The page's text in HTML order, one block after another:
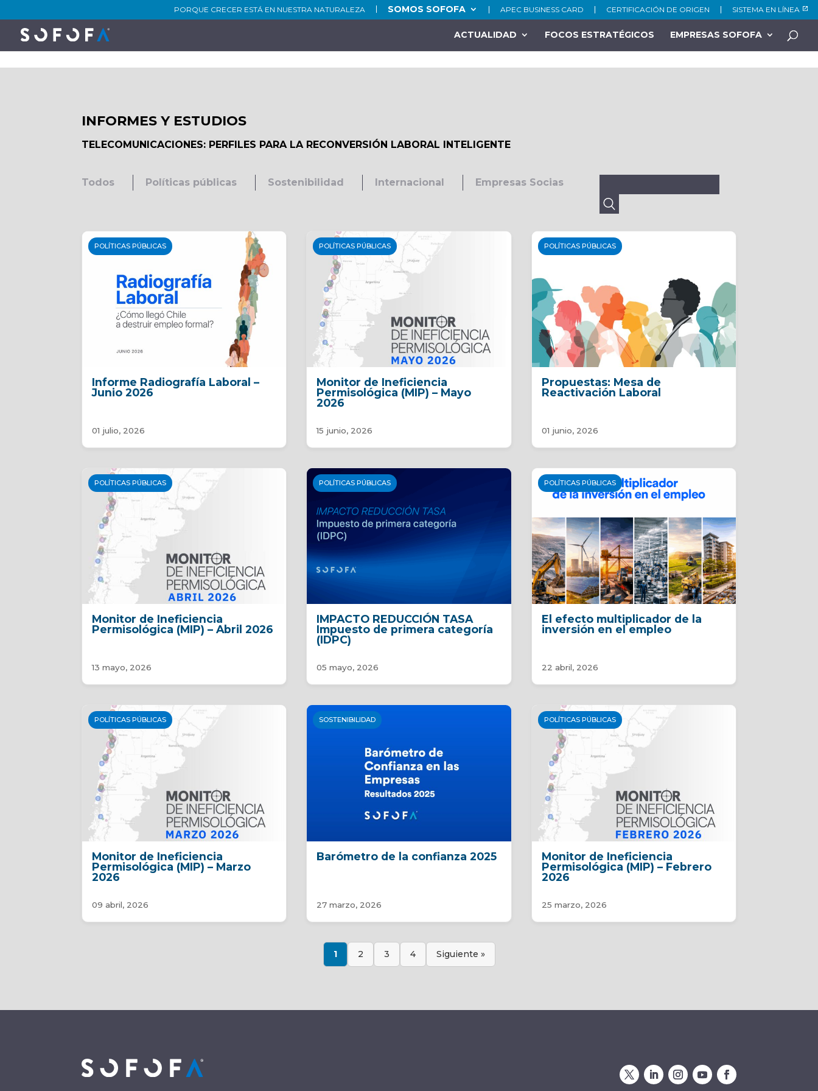
PORQUE CRECER ESTÁ EN NUESTRA NATURALEZA SOMOS SOFOFA APEC BUSINESS CARD CERTIFICACIÓN DE ORIGEN SISTEMA EN LÍNEA
ACTUALIDAD FOCOS ESTRATÉGICOS EMPRESAS SOFOFA
INFORMES Y ESTUDIOS
TELECOMUNICACIONES: PERFILES PARA LA RECONVERSIÓN LABORAL INTELIGENTE
Todos Políticas públicas Sostenibilidad Internacional Empresas Socias
POLÍTICAS PÚBLICAS
Informe Radiografía Laboral –
Junio 2026
01 julio, 2026
POLÍTICAS PÚBLICAS
Monitor de Ineficiencia
Permisológica (MIP) – Mayo
2026
15 junio, 2026
POLÍTICAS PÚBLICAS
Propuestas: Mesa de
Reactivación Laboral
01 junio, 2026
POLÍTICAS PÚBLICAS
Monitor de Ineficiencia
Permisológica (MIP) – Abril 2026
13 mayo, 2026
POLÍTICAS PÚBLICAS
IMPACTO REDUCCIÓN TASA
Impuesto de primera categoría
(IDPC)
05 mayo, 2026
POLÍTICAS PÚBLICAS
El efecto multiplicador de la
inversión en el empleo
22 abril, 2026
POLÍTICAS PÚBLICAS
Monitor de Ineficiencia
Permisológica (MIP) – Marzo
2026
09 abril, 2026
SOSTENIBILIDAD
Barómetro de la confianza 2025
27 marzo, 2026
POLÍTICAS PÚBLICAS
Monitor de Ineficiencia
Permisológica (MIP) – Febrero
2026
25 marzo, 2026
1 2 3 4 Siguiente »